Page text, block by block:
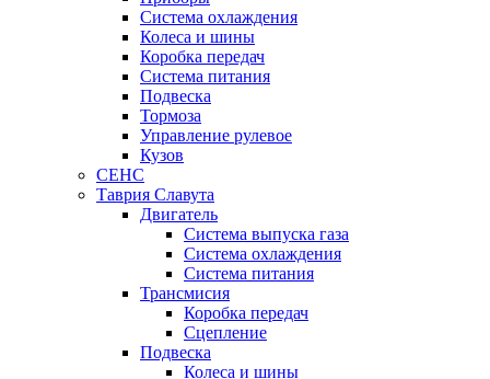
Система охлаждения
Колеса и шины
Коробка передач
Система питания
Подвеска
Тормоза
Управление рулевое
Кузов
СЕНС
Таврия Славута
Двигатель
Система выпуска газа
Система охлаждения
Система питания
Трансмисия
Коробка передач
Сцепление
Подвеска
Колеса и шины